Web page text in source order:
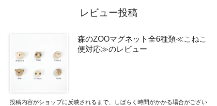
レビュー投稿
森のZOOマグネット全6種類≪こねこ
便対応≫のレビュー
投稿内容がショップに反映されるまで、しばらく時間がかかる場合がござい